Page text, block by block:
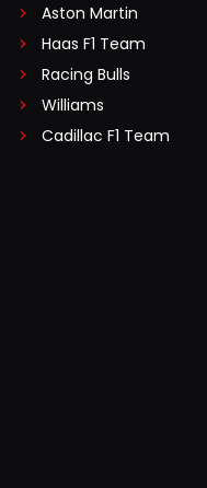
Aston Martin
Haas F1 Team
Racing Bulls
Williams
Cadillac F1 Team